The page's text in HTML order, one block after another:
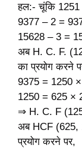
हल:- चूंकि
9377 – 2 =
15628 – 3 =
अब H. C. F.
का प्रयोग करने
9375 = 1250
1250 = 625 ×
⇒ H. C. F
अब HCF (625,
प्रयोग करने पर,